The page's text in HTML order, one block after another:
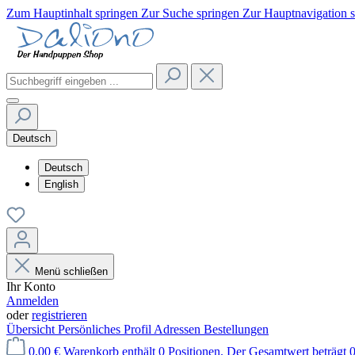
Zum Hauptinhalt springen Zur Suche springen Zur Hauptnavigation
Deutsch
Deutsch
English
Menü schließen
Ihr Konto
Anmelden
oderregistrieren
Übersicht Persönliches Profil Adressen Bestellungen
0,00 € Warenkorb enthält 0 Positionen. Der Gesamtwert beträgt